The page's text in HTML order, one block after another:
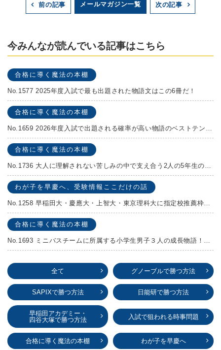
前の記事 メールマガジン一覧 次の記事
今みんなが読んでいる記事はこちら
合格に導く魔法の本棚
No.1577 2025年度入試で最も出題された物語文はこの6冊だ！
合格に導く魔法の本棚
No.1659 2026年度入試で出題される確率が高い物語のベストテンを発表します！
合格に導く魔法の本棚
No.1736 大人に理解されない苦しみの中で支え合う2人の5年生の成長物語！『夏の迷子』村上しいこ
わが子を早慶へ、受験情報ここだけの話
No.1258 早稲田大・慶應大・上智大・東京理科大に指定校推薦枠がある学校
合格に導く魔法の本棚
No.1693 ミニバスチームに所属する小学生男子３人の成長物語！『ポジション！』高田由紀子 予想問題付き！
全て グノーブルで勝つ方法
SAPIXで勝つ方法 日能研で勝つ方法
早稲田アカデミー・
四谷大塚で勝つ方法
入試で狙われる時事問題
合格に導く魔法の本棚 わが子を早慶へ